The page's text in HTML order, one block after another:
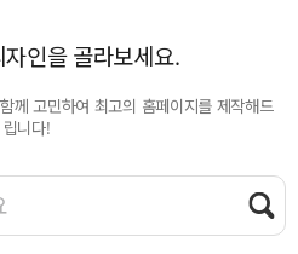
인을 골라보세요.
께 고민하여 최고의 홈페이지를 제작해드
립니다!